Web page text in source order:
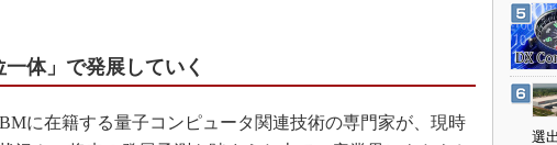
植物工場
体」で発展していく
に在籍する量子コンピュータ関連技術の専門家が、現時
選出